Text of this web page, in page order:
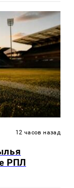
12 часов назад
РПЛ